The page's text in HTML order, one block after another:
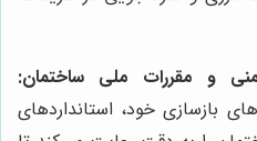
و مقررات ملی ساختمان:
بازسازی خود، استانداردهای